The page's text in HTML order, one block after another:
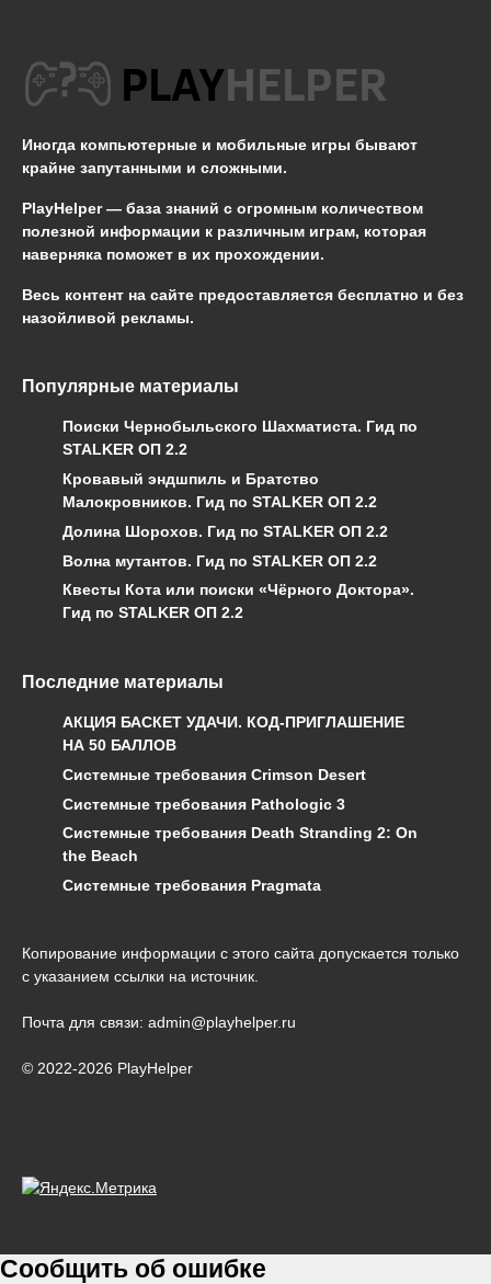
Иногда компьютерные и мобильные игры бывают
крайне запутанными и сложными.
PlayHelper — база знаний с огромным количеством
полезной информации к различным играм, которая
наверняка поможет в их прохождении.
Весь контент на сайте предоставляется бесплатно и без
назойливой рекламы.
Популярные материалы
Поиски Чернобыльского Шахматиста. Гид по
STALKER ОП 2.2
Кровавый эндшпиль и Братство
Малокровников. Гид по STALKER ОП 2.2
Долина Шорохов. Гид по STALKER ОП 2.2
Волна мутантов. Гид по STALKER ОП 2.2
Квесты Кота или поиски «Чёрного Доктора».
Гид по STALKER ОП 2.2
Последние материалы
АКЦИЯ БАСКЕТ УДАЧИ. КОД-ПРИГЛАШЕНИЕ
НА 50 БАЛЛОВ
Системные требования Crimson Desert
Системные требования Pathologic 3
Системные требования Death Stranding 2: On
the Beach
Системные требования Pragmata
Копирование информации с этого сайта допускается только
с указанием ссылки на источник.
Почта для связи: admin@playhelper.ru
© 2022-2026 PlayHelper
Сообщить об ошибке